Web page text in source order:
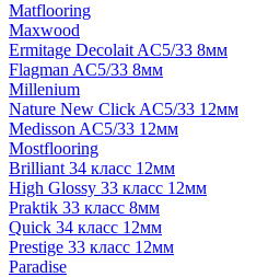
Matflooring
Maxwood
Ermitage Decolait AC5/33 8мм
Flagman AC5/33 8мм
Millenium
Nature New Click AC5/33 12мм
Medisson AC5/33 12мм
Mostflooring
Brilliant 34 класс 12мм
High Glossy 33 класс 12мм
Praktik 33 класс 8мм
Quick 34 класс 12мм
Prestige 33 класс 12мм
Paradise